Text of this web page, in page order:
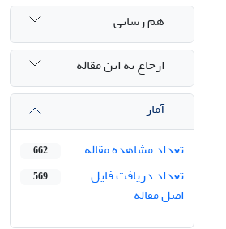
هم رسانی
ارجاع به این مقاله
آمار
تعداد مشاهده مقاله
662
تعداد دریافت فایل
اصل مقاله
569